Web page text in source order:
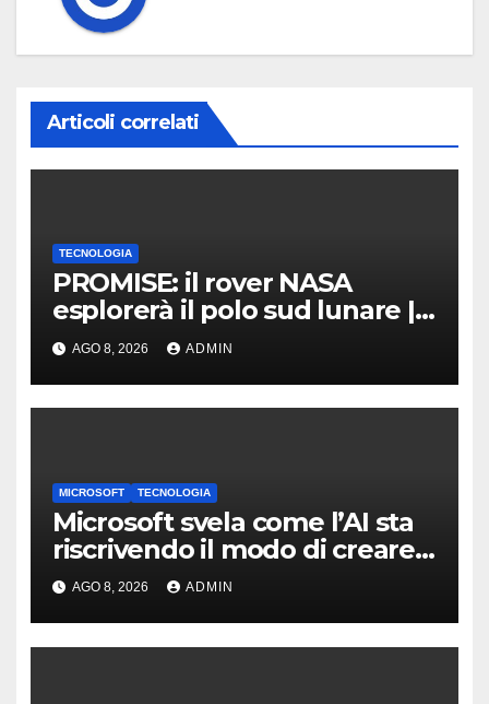
Articoli correlati
TECNOLOGIA
PROMISE: il rover NASA
esplorerà il polo sud lunare |
Cosa sappiamo
AGO 8, 2026 ADMIN
MICROSOFT TECNOLOGIA
Microsoft svela come l’AI sta
riscrivendo il modo di creare
software
AGO 8, 2026 ADMIN